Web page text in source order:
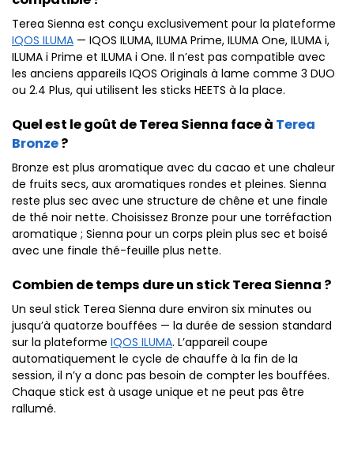
Terea Sienna est conçu exclusivement pour la plateforme
IQOS ILUMA — IQOS ILUMA, ILUMA Prime, ILUMA One, ILUMA i,
ILUMA i Prime et ILUMA i One. Il n’est pas compatible avec
les anciens appareils IQOS Originals à lame comme 3 DUO
ou 2.4 Plus, qui utilisent les sticks HEETS à la place.
Quel est le goût de Terea Sienna face à Terea
Bronze?
Bronze est plus aromatique avec du cacao et une chaleur
de fruits secs, aux aromatiques rondes et pleines. Sienna
reste plus sec avec une structure de chêne et une finale
de thé noir nette. Choisissez Bronze pour une torréfaction
aromatique ; Sienna pour un corps plein plus sec et boisé
avec une finale thé-feuille plus nette.
Combien de temps dure un stick Terea Sienna ?
Un seul stick Terea Sienna dure environ six minutes ou
jusqu’à quatorze bouffées — la durée de session standard
sur la plateforme IQOS ILUMA. L’appareil coupe
automatiquement le cycle de chauffe à la fin de la
session, il n’y a donc pas besoin de compter les bouffées.
Chaque stick est à usage unique et ne peut pas être
rallumé.